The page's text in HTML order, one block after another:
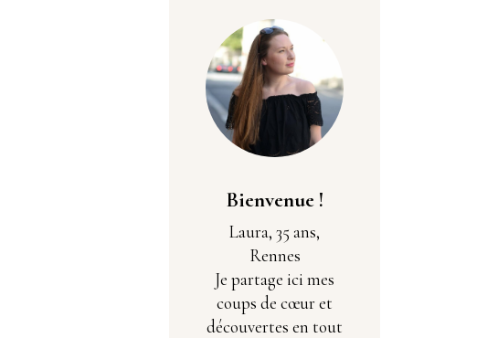
Bienvenue !
Laura, 35 ans,
Rennes
Je partage ici mes
coups de cœur et
découvertes en tout